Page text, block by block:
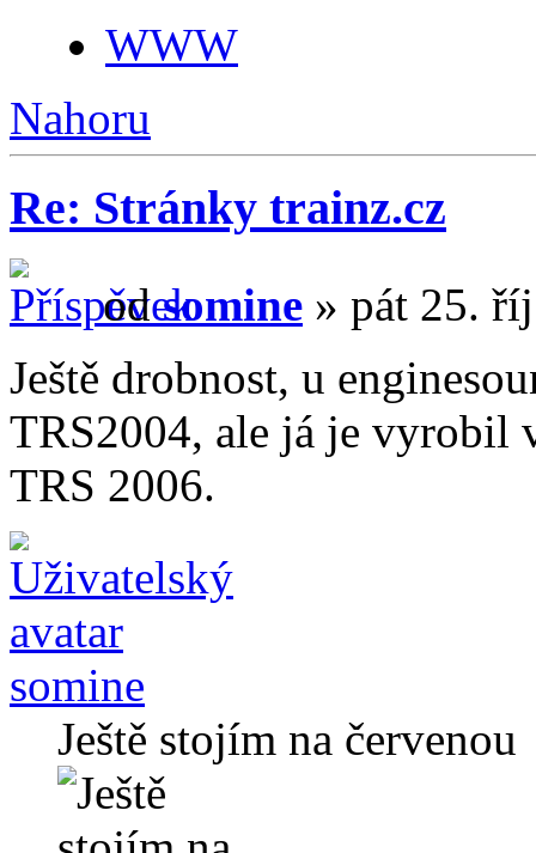
WWW
Nahoru
Re: Stránky trainz.cz
odsomine » pát 25.
Ještě drobnost, u
TRS2004, ale já je vyrobil
TRS 2006.
somine
Ještě stojím na červenou